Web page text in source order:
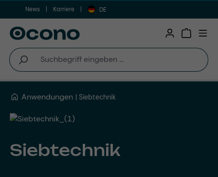
Zum Hauptinhalt springen
News Karriere DE
Anwendungen Siebtechnik
Siebtechnik